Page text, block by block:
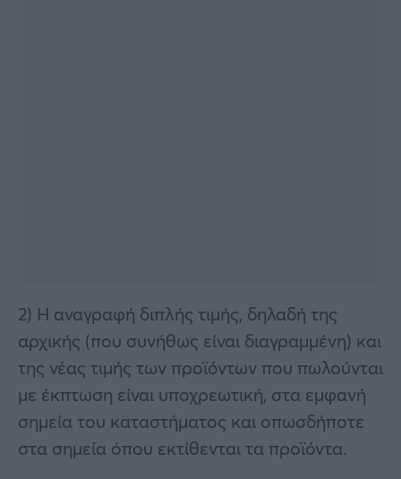
2) Η αναγραφή διπλής τιμής, δηλαδή της
αρχικής (που συνήθως είναι διαγραμμένη) και
της νέας τιμής των προϊόντων που πωλούνται
με έκπτωση είναι υποχρεωτική, στα εμφανή
σημεία του καταστήματος και οπωσδήποτε
στα σημεία όπου εκτίθενται τα προϊόντα.